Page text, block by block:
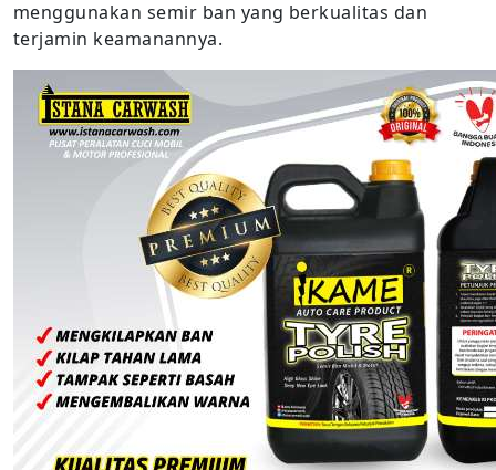
menggunakan semir ban yang berkualitas dan
terjamin keamanannya.